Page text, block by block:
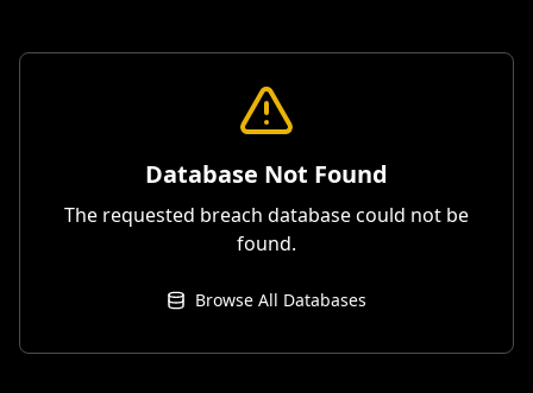
Database Not Found
The requested breach database could not be
found.
Browse All Databases